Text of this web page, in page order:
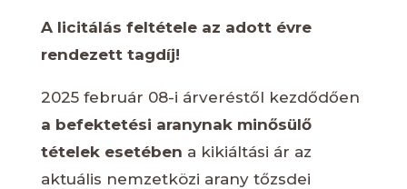
A licitálás feltétele az adott évre
rendezett tagdíj!
2025 február 08-i árveréstől kezdődően
a befektetési aranynak minősülő
tételek esetében a kikiáltási ár az
aktuális nemzetközi arany tőzsdei